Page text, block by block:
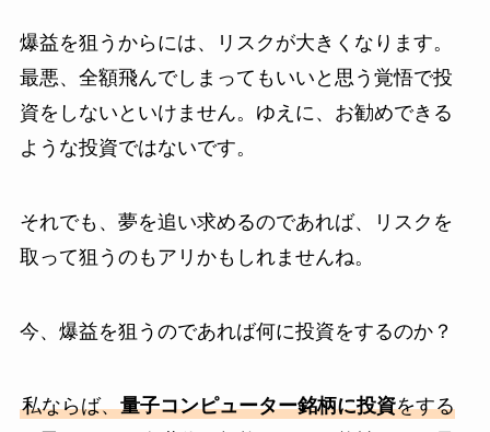
爆益を狙うからには、リスクが大きくなります。
最悪、全額飛んでしまってもいいと思う覚悟で投
資をしないといけません。ゆえに、お勧めできる
ような投資ではないです。
それでも、夢を追い求めるのであれば、リスクを
取って狙うのもアリかもしれませんね。
今、爆益を狙うのであれば何に投資をするのか？
私ならば、量子コンピューター銘柄に投資をする